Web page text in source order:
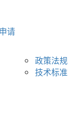
请
政策法规
技术标准